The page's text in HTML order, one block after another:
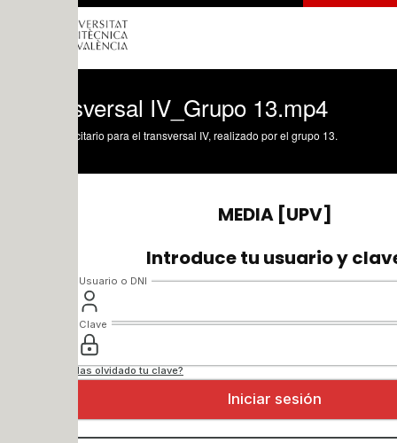
IV_Grupo 13.mp4
para el transversal IV, realizado por el grupo 13.